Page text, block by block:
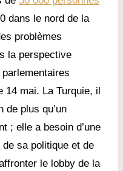
dans le nord de la
problèmes
la perspective
14 mai. La Turquie, il
de plus qu’un
; elle a besoin d’une
sa politique et de
le lobby de la